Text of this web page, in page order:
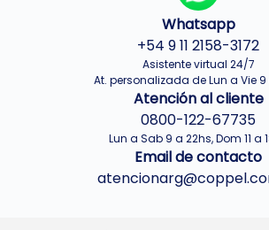
Whatsapp
+54 9 11 2158-3172
Asistente virtual 24/7
At. personalizada de Lun a Vie 9
Atención al cliente
0800-122-67735
Lun a Sab 9 a 22hs, Dom 11 a
Email de contacto